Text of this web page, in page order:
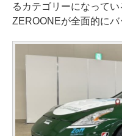
るカテゴリーになって
ZEROONEが全面的にバ